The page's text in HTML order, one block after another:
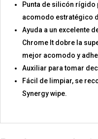
Punta de silicón rígido
acomodo estratégico
Ayuda a un excelente
Chrome It dobre la
mejor acomodo y
Auxiliar para tomar
Fácil de limpiar, se
Synergy wipe.